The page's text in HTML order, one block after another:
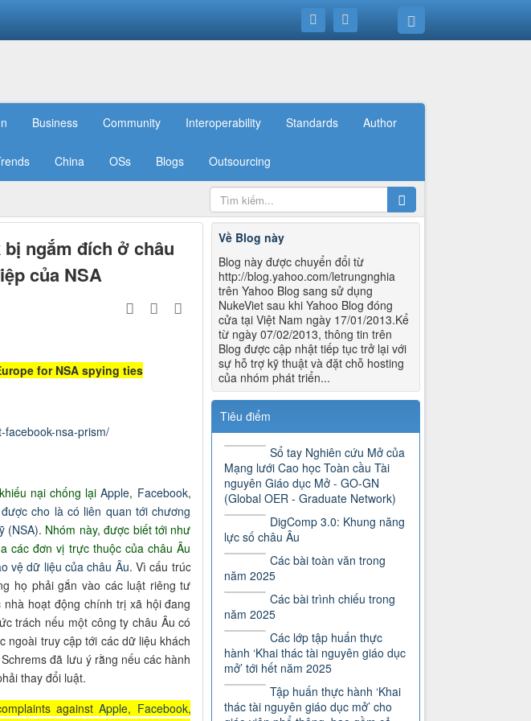
Business Community Interoperability Standards Author
China OSs Blogs Outsourcing
ngắm đích ở châu
của NSA
for NSA spying ties
facebook-nsa-prism/
nại chống lạiApple, Facebook,
cho là có liên quan tới chương
(NSA). Nhóm này, được biết tới như
các đơn vị trực thuộc của châu Âu
vệ dữ liệu của châu Âu. Vì cấu trúc
họ phải gắn vào các luật riêng tư
hoạt động chính trị xã hội đang
trách nếu một công ty châu Âu có
ngoài truy cập tới các dữ liệu khách
đã lưu ý rằng nếu các hành
thay đổi luật.
againstApple, Facebook,
Về Blog này
Blog này được chuyển đổi từ
http://blog.yahoo.com/letrungnghia
trên Yahoo Blog sang sử dụng
NukeViet sau khi Yahoo Blog đóng
cửa tại Việt Nam ngày 17/01/2013.Kể
từ ngày 07/02/2013, thông tin trên
Blog được cập nhật tiếp tục trở lại với
sự hỗ trợ kỹ thuật và đặt chỗ hosting
của nhóm phát triển...
Tiêu điểm
Sổ tay Nghiên cứu Mở của
Mạng lưới Cao học Toàn cầu Tài
nguyên Giáo dục Mở - GO-GN
(Global OER - Graduate Network)
DigComp 3.0: Khung năng
lực số châu Âu
Các bài toàn văn trong
năm 2025
Các bài trình chiếu trong
năm 2025
Các lớp tập huấn thực
hành ‘Khai thác tài nguyên giáo dục
mở’ tới hết năm 2025
Tập huấn thực hành ‘Khai
thác tài nguyên giáo dục mở’ cho